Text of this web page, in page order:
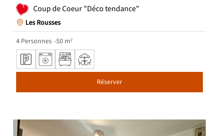
Coup de Coeur "Déco tendance"
Les Rousses
4 Personnes 50 m²
Réserver